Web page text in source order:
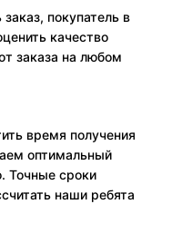
покупатель в
качество
заказа на любом
время получения
оптимальный
Точные сроки
наши ребята